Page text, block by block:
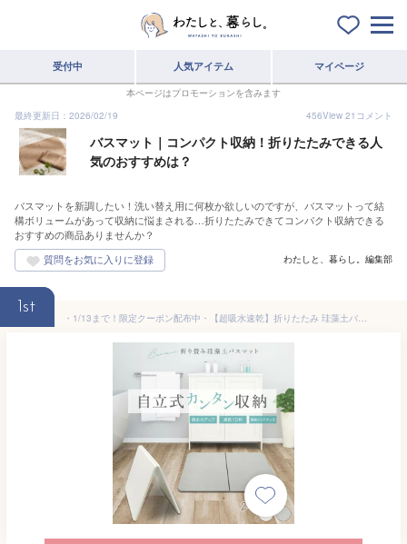
受付中 人気アイテム マイページ
本ページはプロモーションを含みます
最終更新日：2026/02/19
456View 21 コメント
バスマット｜コンパクト収納！折りたたみできる人
気のおすすめは？
バスマットを新調したい！洗い替え用に何枚か欲しいのですが、バスマットって結
構ボリュームがあって収納に悩まされる…折りたたみできてコンパクト収納できる
おすすめの商品ありませんか？
わたしと、暮らし。編集部
1st
・1/13まで！限定クーポン配布中・【超吸水速乾】折りたたみ 珪藻土バスマット 珪藻土マット バスマット 珪藻土 プレート 吸水 速乾 洗面所 脱衣所 お風呂 足拭き お風呂マット 足ふきマット シンプル おしゃれ 韓国風 北欧 お手入れ楽々 BOOMIE 保証 レビュー特典